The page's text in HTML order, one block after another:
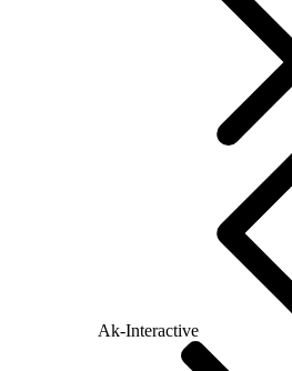
Ak-Interactive